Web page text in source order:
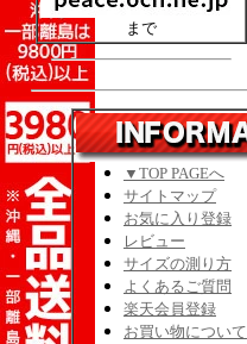
まで
▼TOP PAGEへ
サイトマップ
お気に入り登録
レビュー
サイズの測り方
よくあるご質問
楽天会員登録
お買い物について